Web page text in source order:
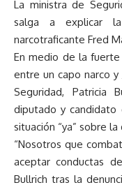
La ministra de
salga a explicar
narcotraficante Fred
En medio de la
entre un capo narco y
Seguridad, Patricia
diputado y candidato
situación “ya” sobre
“Nosotros que
aceptar conductas
Bullrich tras la